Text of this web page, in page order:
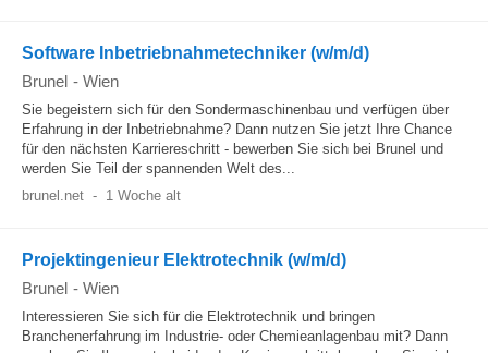
Software Inbetriebnahmetechniker (w/m/d)
Brunel - Wien
Sie begeistern sich für den Sondermaschinenbau und verfügen über
Erfahrung in der Inbetriebnahme? Dann nutzen Sie jetzt Ihre Chance
für den nächsten Karriereschritt - bewerben Sie sich bei Brunel und
werden Sie Teil der spannenden Welt des...
brunel.net - 1 Woche alt
Projektingenieur Elektrotechnik (w/m/d)
Brunel - Wien
Interessieren Sie sich für die Elektrotechnik und bringen
Branchenerfahrung im Industrie- oder Chemieanlagenbau mit? Dann